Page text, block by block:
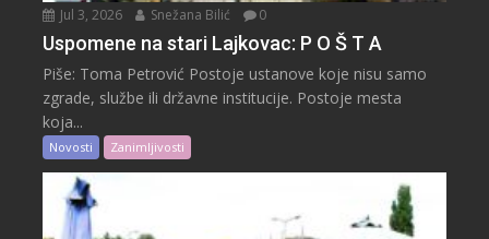
Jul 3, 2026 Snežana Bilić 0
Uspomene na stari Lajkovac: P O Š T A
Piše: Toma Petrović Postoje ustanove koje nisu samo
zgrade, službe ili državne institucije. Postoje mesta
koja...
Novosti Zanimljivosti